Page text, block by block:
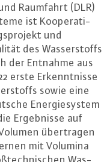
Raumfahrt (DLR)
ist Ko­ope­ra­ti­
und
des Was­ser­stoffs
der Entnahme aus
erste Er­kennt­nis­se
sowie eine
En­er­gie­sys­tem
Er­geb­nis­se auf
über­tra­gen
mit Volumina
Was­